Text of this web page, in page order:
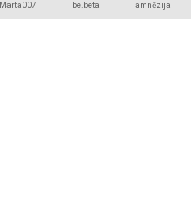
Marta007 be.beta amnēzija